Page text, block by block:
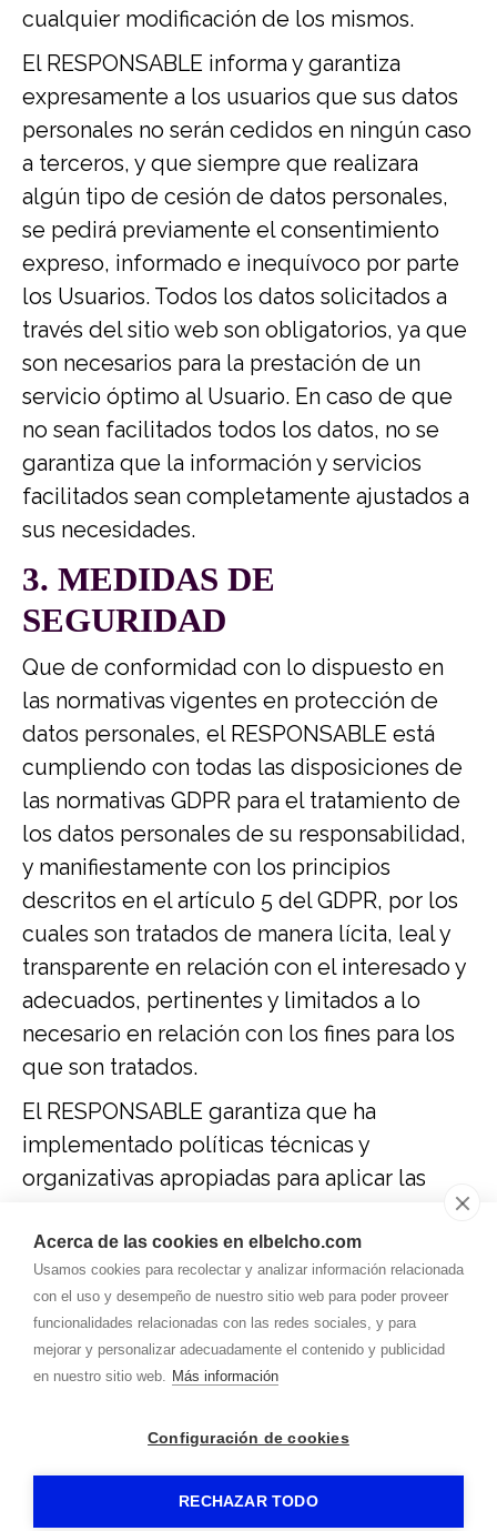
Acerca de las cookies en elbelcho.com
Usamos cookies para recolectar y analizar información relacionada
con el uso y desempeño de nuestro sitio web para poder proveer
funcionalidades relacionadas con las redes sociales, y para
mejorar y personalizar adecuadamente el contenido y publicidad
en nuestro sitio web. Más información
Configuración de cookies
RECHAZAR TODO
cualquier modificación de los mismos.
El RESPONSABLE informa y garantiza
expresamente a los usuarios que sus datos
personales no serán cedidos en ningún caso
a terceros, y que siempre que realizara
algún tipo de cesión de datos personales,
se pedirá previamente el consentimiento
expreso, informado e inequívoco por parte
los Usuarios. Todos los datos solicitados a
través del sitio web son obligatorios, ya que
son necesarios para la prestación de un
servicio óptimo al Usuario. En caso de que
no sean facilitados todos los datos, no se
garantiza que la información y servicios
facilitados sean completamente ajustados a
sus necesidades.
3. MEDIDAS DE
SEGURIDAD
Que de conformidad con lo dispuesto en
las normativas vigentes en protección de
datos personales, el RESPONSABLE está
cumpliendo con todas las disposiciones de
las normativas GDPR para el tratamiento de
los datos personales de su responsabilidad,
y manifiestamente con los principios
descritos en el artículo 5 del GDPR, por los
cuales son tratados de manera lícita, leal y
transparente en relación con el interesado y
adecuados, pertinentes y limitados a lo
necesario en relación con los fines para los
que son tratados.
El RESPONSABLE garantiza que ha
implementado políticas técnicas y
organizativas apropiadas para aplicar las
GDPR con el fin de proteger los derechos y
libertades de los Usuarios y les ha
comunicado la información adecuada para
que puedan ejercerlos.
EL BELCHO-Aviso legal-Aviso legal-
Política de cookies- byRuralesDATA